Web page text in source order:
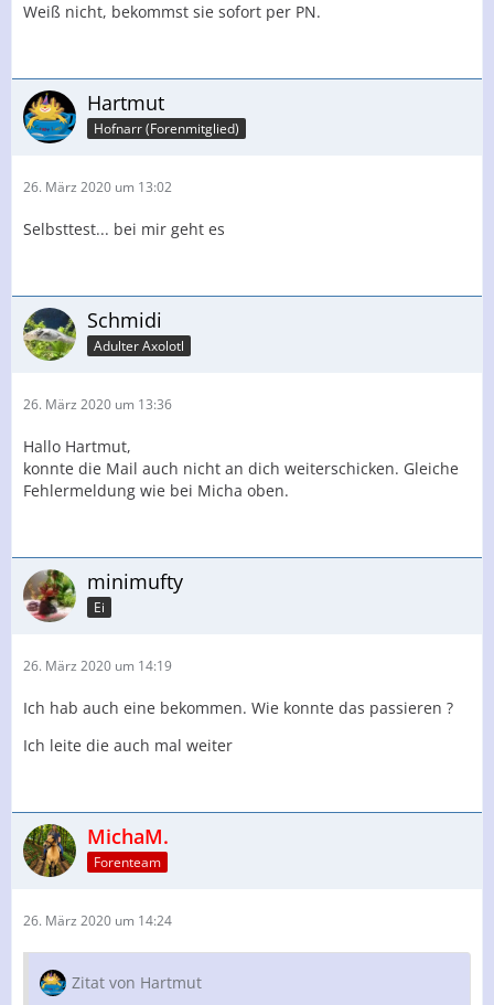
Weiß nicht, bekommst sie sofort per PN.
Hartmut
Hofnarr (Forenmitglied)
26. März 2020 um 13:02
Selbsttest... bei mir geht es
Schmidi
Adulter Axolotl
26. März 2020 um 13:36
Hallo Hartmut,
konnte die Mail auch nicht an dich weiterschicken. Gleiche
Fehlermeldung wie bei Micha oben.
minimufty
Ei
26. März 2020 um 14:19
Ich hab auch eine bekommen. Wie konnte das passieren ?
Ich leite die auch mal weiter
MichaM.
Forenteam
26. März 2020 um 14:24
Zitat von Hartmut